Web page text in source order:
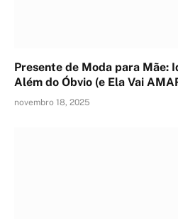
Presente de Moda para Mãe:
Além do Óbvio (e Ela Vai
novembro 18, 2025